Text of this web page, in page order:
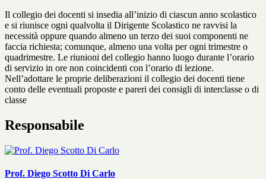
Il collegio dei docenti si insedia all’inizio di ciascun anno scolastico
e si riunisce ogni qualvolta il Dirigente Scolastico ne ravvisi la
necessità oppure quando almeno un terzo dei suoi componenti ne
faccia richiesta; comunque, almeno una volta per ogni trimestre o
quadrimestre. Le riunioni del collegio hanno luogo durante l’orario
di servizio in ore non coincidenti con l’orario di lezione.
Nell’adottare le proprie deliberazioni il collegio dei docenti tiene
conto delle eventuali proposte e pareri dei consigli di interclasse o di
classe
Responsabile
Prof. Diego Scotto Di Carlo